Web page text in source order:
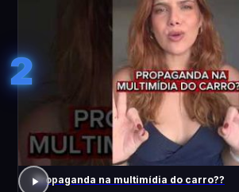
2
Propaganda na multimídia do carro??